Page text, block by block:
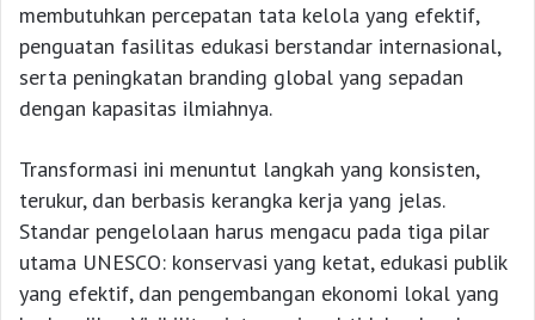
membutuhkan percepatan tata kelola yang efektif,
penguatan fasilitas edukasi berstandar internasional,
serta peningkatan branding global yang sepadan
dengan kapasitas ilmiahnya.
Transformasi ini menuntut langkah yang konsisten,
terukur, dan berbasis kerangka kerja yang jelas.
Standar pengelolaan harus mengacu pada tiga pilar
utama UNESCO: konservasi yang ketat, edukasi publik
yang efektif, dan pengembangan ekonomi lokal yang